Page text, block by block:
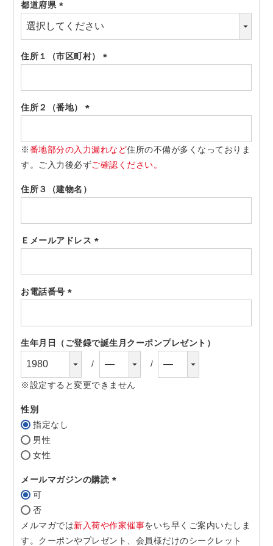
都道府県
(必
須)
住所１（市区町村）
須)
住所２（番地）
須)
※番地部分の入力漏れなど住所の不備が多くなっておりま
す。ご入力後必ずご確認ください。
住所３（建物名）
Ｅメールアドレス
須)
お電話番号
須)
生年月日（ご登録で誕生月クーポンプレゼント）
※設定すると変更できません
性別
指定なし
男性
女性
メールマガジンの購読
可
否
メルマガでは新入荷や作家催事をいち早くご案内いたしま
す。クーポンやプレゼント、会員様だけのシークレット